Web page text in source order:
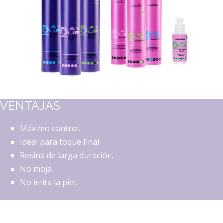
VENTAJAS
Máximo control.
Ideal para toque final.
Resina de larga duración.
No moja.
No irrita la piel.